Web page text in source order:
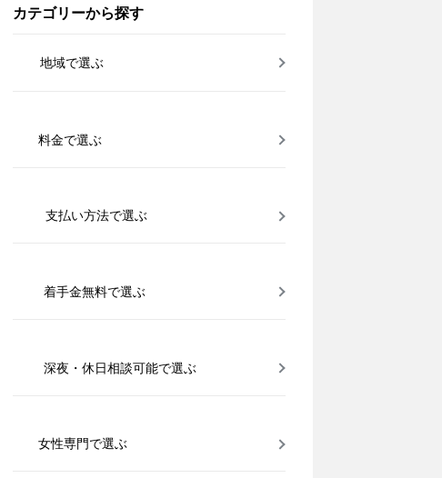
カテゴリーから探す
地域で選ぶ
料金で選ぶ
支払い方法で選ぶ
着手金無料で選ぶ
深夜・休日相談可能で選ぶ
女性専門で選ぶ